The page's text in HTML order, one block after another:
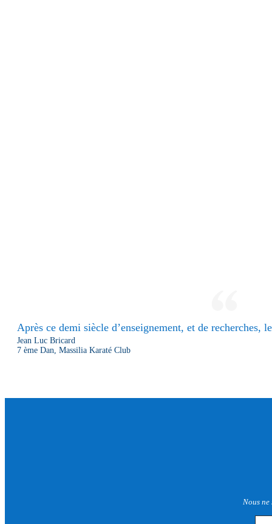
Après ce demi siècle d’enseignement, et de recherches,
Jean Luc Bricard
7 ème Dan, Massilia Karaté Club
Nous ne